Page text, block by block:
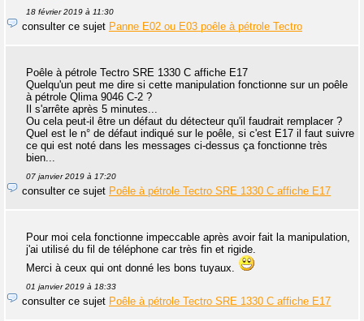
18 février 2019 à 11:30
consulter ce sujet Panne E02 ou E03 poêle à pétrole Tectro
Poêle à pétrole Tectro SRE 1330 C affiche E17
Quelqu'un peut me dire si cette manipulation fonctionne sur un poêle
à pétrole Qlima 9046 C-2 ?
Il s'arrête après 5 minutes...
Ou cela peut-il être un défaut du détecteur qu'il faudrait remplacer ?
Quel est le n° de défaut indiqué sur le poêle, si c'est E17 il faut suivre
ce qui est noté dans les messages ci-dessus ça fonctionne très
bien...
07 janvier 2019 à 17:20
consulter ce sujet Poêle à pétrole Tectro SRE 1330 C affiche E17
Pour moi cela fonctionne impeccable après avoir fait la manipulation,
j'ai utilisé du fil de téléphone car très fin et rigide.
Merci à ceux qui ont donné les bons tuyaux.
01 janvier 2019 à 18:33
consulter ce sujet Poêle à pétrole Tectro SRE 1330 C affiche E17